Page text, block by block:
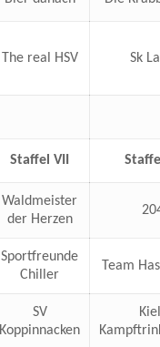
The real HSV Sk
Staffel VII
Waldmeister
der Herzen
Sportfreunde
Chiller
Team
SV
Koppinnacken